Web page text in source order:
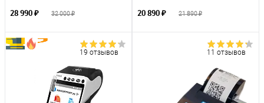
28 990 ₽ 32 000 ₽ 20 890 ₽ 21 890 ₽
19 отзывов 11 отзывов